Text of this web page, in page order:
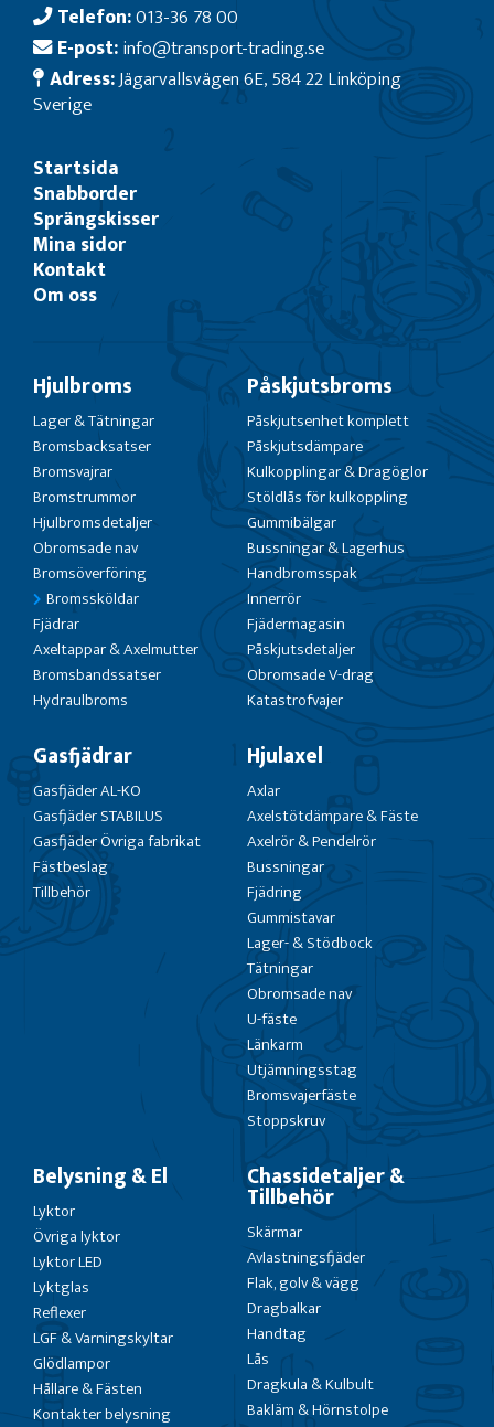
Telefon:013-36 78 00
E-post:info@transport-trading.se
Adress:Jägarvallsvägen 6E, 584 22 Linköping
Sverige
Startsida
Snabborder
Sprängskisser
Mina sidor
Kontakt
Om oss
Hjulbroms
Lager & Tätningar
Bromsbacksatser
Bromsvajrar
Bromstrummor
Hjulbromsdetaljer
Obromsade nav
Bromsöverföring
Bromssköldar
Fjädrar
Axeltappar & Axelmutter
Bromsbandssatser
Hydraulbroms
Påskjutsbroms
Påskjutsenhet komplett
Påskjutsdämpare
Kulkopplingar & Dragöglor
Stöldlås för kulkoppling
Gummibälgar
Bussningar & Lagerhus
Handbromsspak
Innerrör
Fjädermagasin
Påskjutsdetaljer
Obromsade V-drag
Katastrofvajer
Gasfjädrar
Gasfjäder AL-KO
Gasfjäder STABILUS
Gasfjäder Övriga fabrikat
Fästbeslag
Tillbehör
Hjulaxel
Axlar
Axelstötdämpare & Fäste
Axelrör & Pendelrör
Bussningar
Fjädring
Gummistavar
Lager- & Stödbock
Tätningar
Obromsade nav
U-fäste
Länkarm
Utjämningsstag
Bromsvajerfäste
Stoppskruv
Belysning & El
Lyktor
Övriga lyktor
Lyktor LED
Lyktglas
Reflexer
LGF & Varningskyltar
Glödlampor
Hållare & Fästen
Kontakter belysning
Chassidetaljer &
Tillbehör
Skärmar
Avlastningsfjäder
Flak, golv & vägg
Dragbalkar
Handtag
Lås
Dragkula & Kulbult
Bakläm & Hörnstolpe